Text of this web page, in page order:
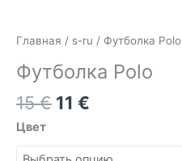
Главная / s-ru / Футболка Polo
Футболка Polo
15€ 11 €
Цвет